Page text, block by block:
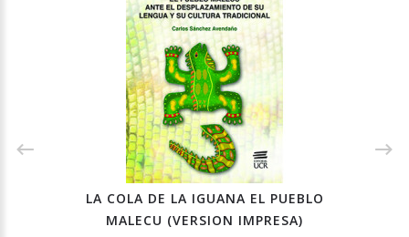
LA COLA DE LA IGUANA EL PUEBLO
MALECU (VERSION IMPRESA)